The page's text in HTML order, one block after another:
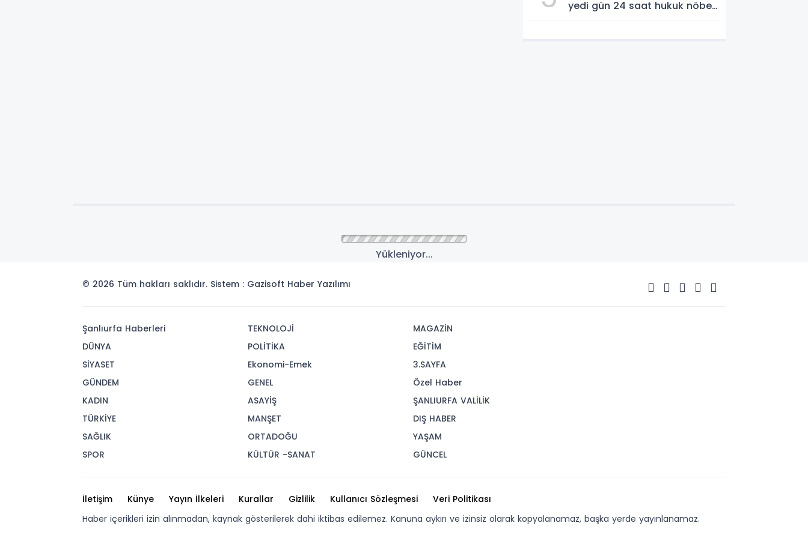
yedi gün 24 saat hukuk nöbeti
Yükleniyor...
© 2026 Tüm hakları saklıdır. Sistem : Gazisoft Haber Yazılımı
Şanlıurfa Haberleri
DÜNYA
SİYASET
GÜNDEM
KADIN
TÜRKİYE
SAĞLIK
SPOR
TEKNOLOJİ
POLİTİKA
Ekonomi-Emek
GENEL
ASAYİŞ
MANŞET
ORTADOĞU
KÜLTÜR -SANAT
MAGAZİN
EĞİTİM
3.SAYFA
Özel Haber
ŞANLIURFA VALİLİK
DIŞ HABER
YAŞAM
GÜNCEL
İletişim Künye Yayın İlkeleri Kurallar Gizlilik Kullanıcı Sözleşmesi
Veri Politikası
Haber içerikleri izin alınmadan, kaynak gösterilerek dahi iktibas edilemez. Kanuna aykırı ve izinsiz olarak kopyalanamaz, başka yerde yayınlanamaz.